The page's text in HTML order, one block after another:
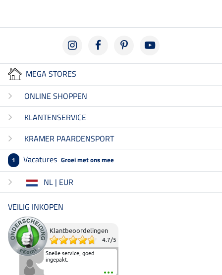
MEGA STORES
ONLINE SHOPPEN
KLANTENSERVICE
KRAMER PAARDENSPORT
1 Vacatures Groei met ons mee
NL | EUR
VEILIG INKOPEN
Klantbeoordelingen
4.7/5
Snelle service, goed
ingepakt.